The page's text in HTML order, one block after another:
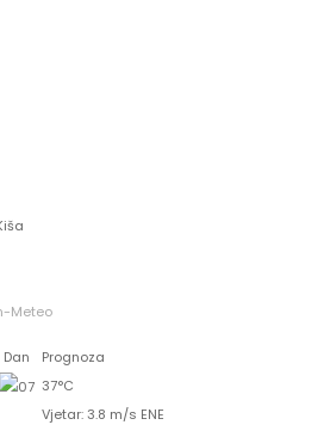
Meteo
Dan
Prognoza
37°C
Vjetar: 3.8 m/s ENE